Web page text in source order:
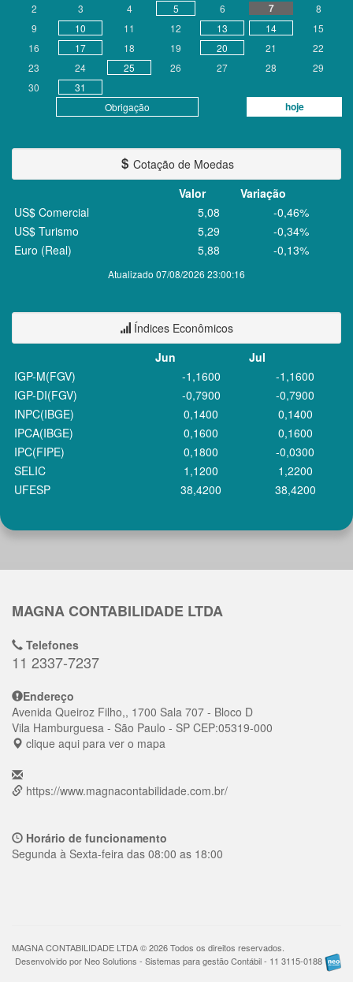
Obrigação hoje
2
3 4 5 6 7
8
9
10 11 12 13 14
15
16
17 18 19 20 21
22
23
24 25 26 27 28
29
30
31
Cotação de Moedas
Valor
Variação
Atualizado 07/08/2026 23:00:16
US$ Comercial 5,08
-0,46%
US$ Turismo
5,29
-0,34%
Euro (Real)
5,88 -0,13%
Índices Econômicos
Jun
Jul
IGP-M(FGV)
-1,1600
-1,1600
IGP-DI(FGV)
-0,7900
-0,7900
INPC(IBGE)
0,1400
0,1400
IPCA(IBGE)
0,1600
0,1600
IPC(FIPE)
0,1800
-0,0300
SELIC
1,1200
1,2200
UFESP
38,4200 38,4200
MAGNA CONTABILIDADE LTDA
Telefones
11 2337-7237
Endereço
Avenida Queiroz Filho,, 1700 Sala 707 - Bloco D
Vila Hamburguesa - São Paulo - SP CEP:05319-000
clique aqui para ver o mapa
https://www.magnacontabilidade.com.br/
Horário de funcionamento
Segunda à Sexta-feira das 08:00 as 18:00
MAGNA CONTABILIDADE LTDA © 2026 Todos os direitos reservados.
Desenvolvido por Neo Solutions - Sistemas para gestão Contábil - 11 3115-0188